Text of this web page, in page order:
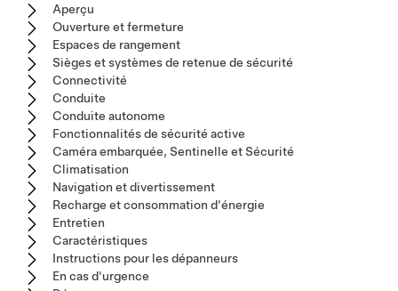
Aperçu
Ouverture et fermeture
Espaces de rangement
Sièges et systèmes de retenue de sécurité
Connectivité
Conduite
Conduite autonome
Fonctionnalités de sécurité active
Caméra embarquée, Sentinelle et Sécurité
Climatisation
Navigation et divertissement
Recharge et consommation d'énergie
Entretien
Caractéristiques
Instructions pour les dépanneurs
En cas d'urgence